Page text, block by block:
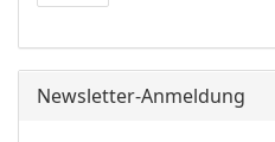
Newsletter-Anmeldung